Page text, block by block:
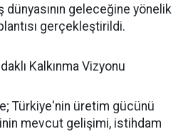
dünyasının geleceğine yönelik
gerçekleştirildi.
Kalkınma Vizyonu
Türkiye'nin üretim gücünü
mevcut gelişimi, istihdam